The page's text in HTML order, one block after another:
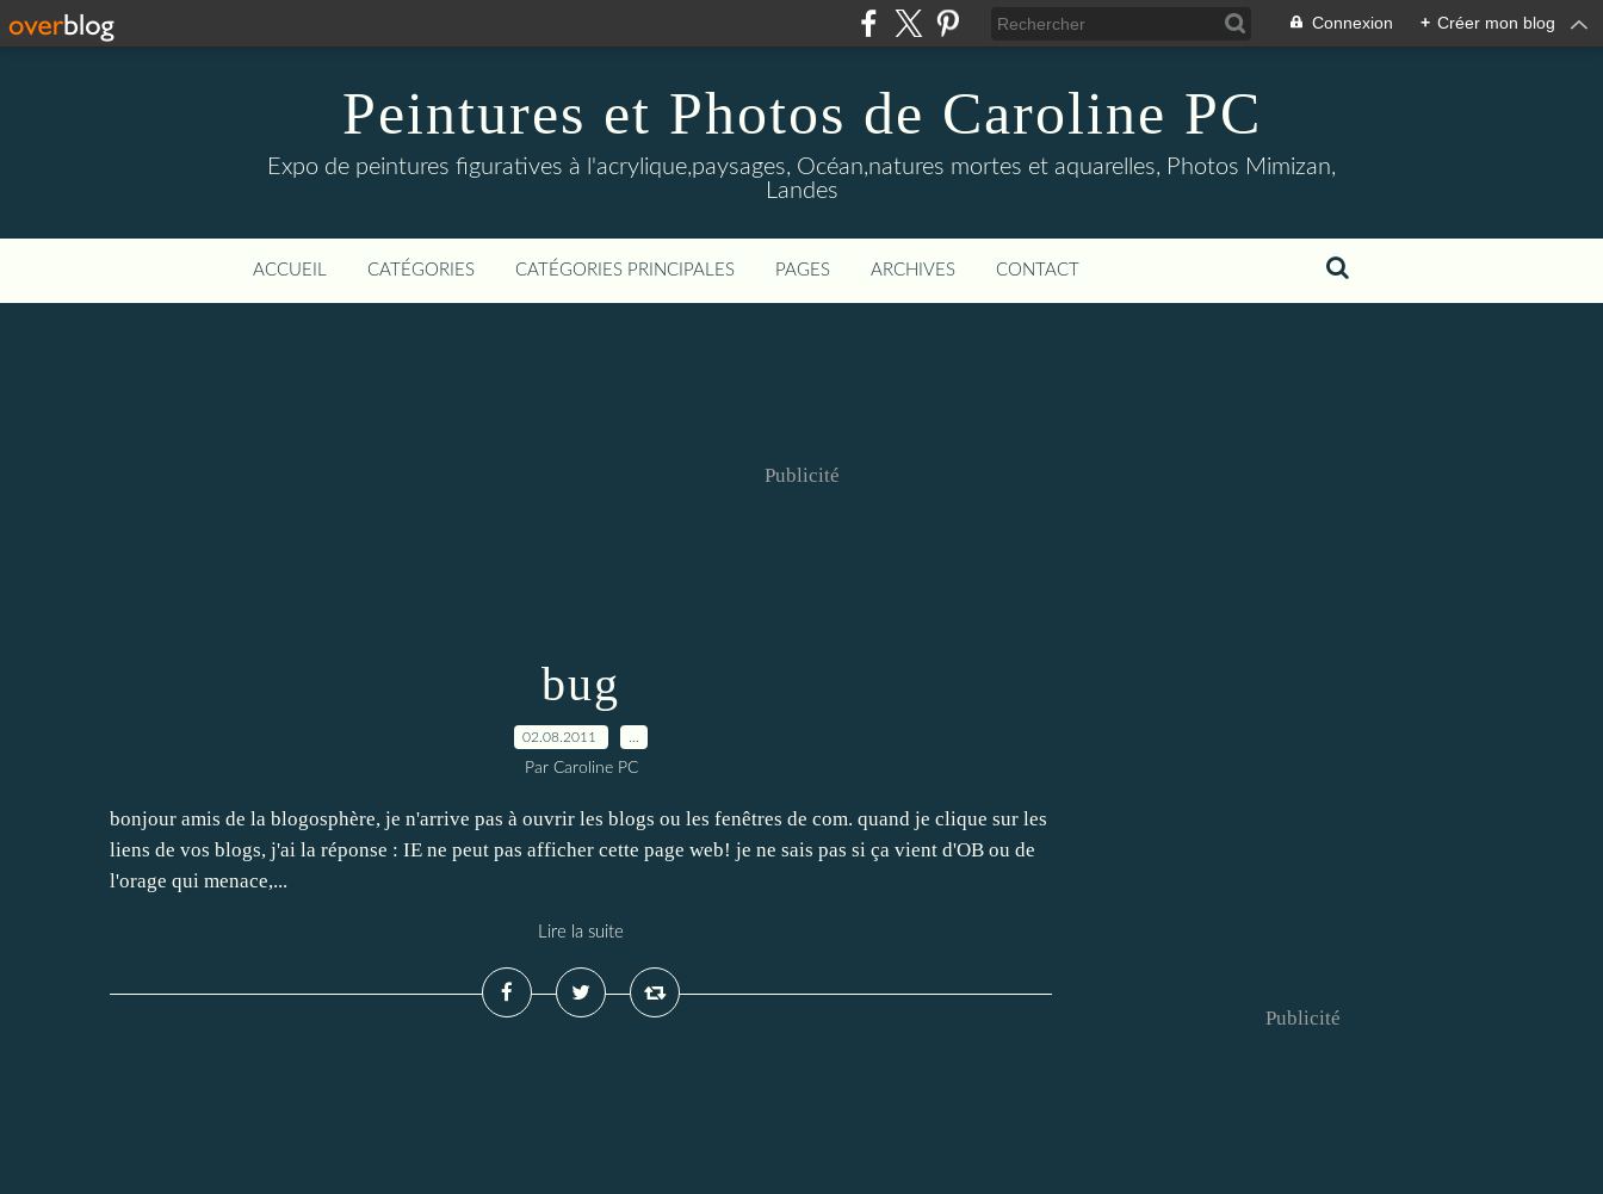
Connexion + Créer mon blog
Peintures et Photos de Caroline PC
Expo de peintures figuratives à l'acrylique,paysages, Océan,natures mortes et aquarelles, Photos Mimizan,
Landes
ACCUEIL CATÉGORIES CATÉGORIES PRINCIPALES PAGES ARCHIVES CONTACT
Publicité
bug
02.08.2011
Par Caroline PC
bonjour amis de la blogosphère, je n'arrive pas à ouvrir les blogs ou les fenêtres de com. quand je clique sur les
liens de vos blogs, j'ai la réponse : IE ne peut pas afficher cette page web! je ne sais pas si ça vient d'OB ou de
l'orage qui menace,...
Lire la suite
Publicité